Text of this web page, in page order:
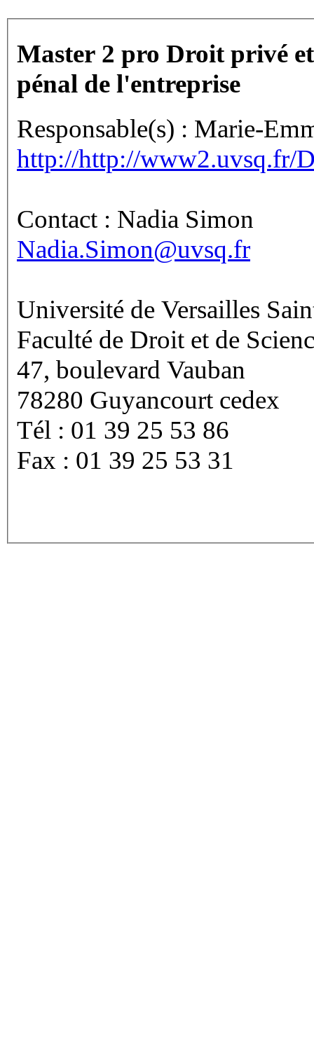
Master 2 pro Droit privé
pénal de l'entreprise
Responsable(s) : Marie-
http://http://www2.uvsq.fr/
Contact : Nadia Simon
Nadia.Simon@uvsq.fr
Université de Versailles
Faculté de Droit et de
47, boulevard Vauban
78280 Guyancourt cedex
Tél : 01 39 25 53 86
Fax : 01 39 25 53 31